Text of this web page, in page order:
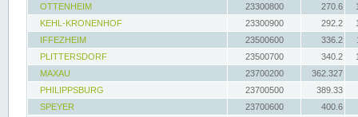
OTTENHEIM
23300800 270.6
KEHL-KRONENHOF
23300900 292.2
IFFEZHEIM
23500600 336.2
PLITTERSDORF
23500700 340.2
MAXAU
23700200
362.327
PHILIPPSBURG
23700500
389.33
SPEYER
23700600
400.6